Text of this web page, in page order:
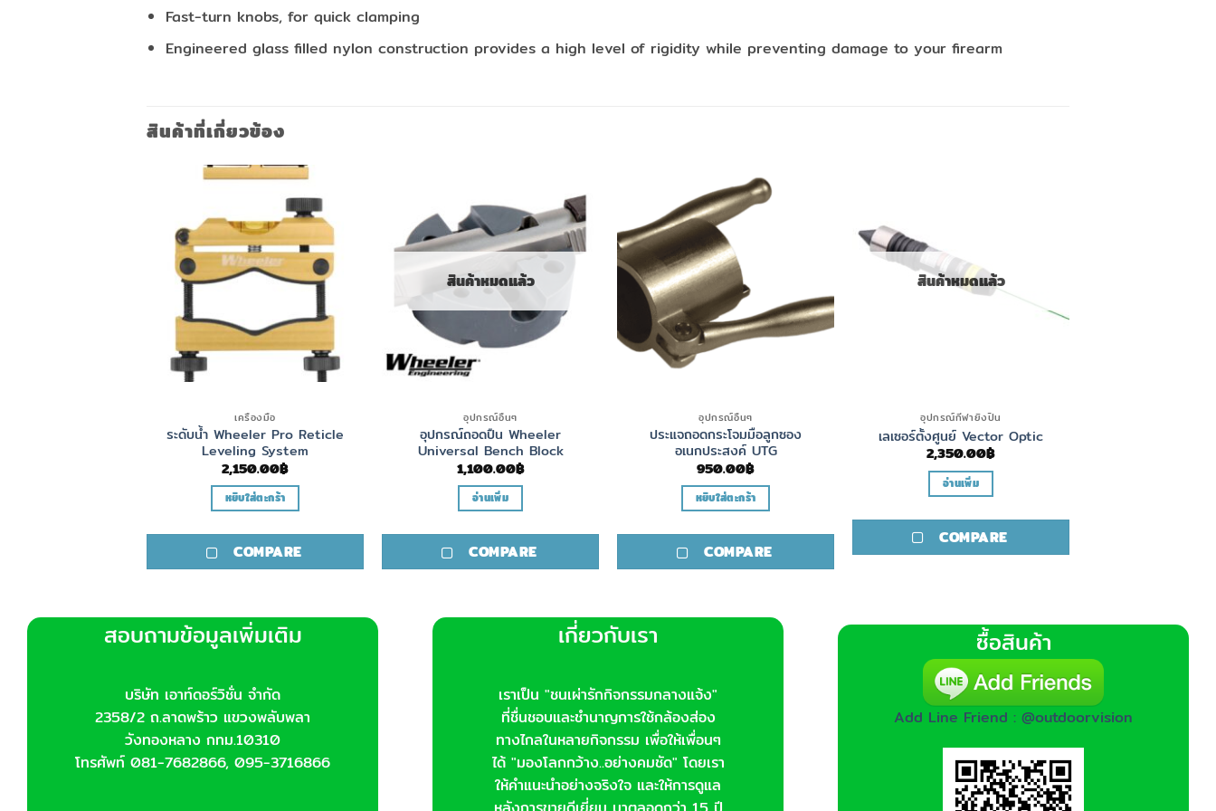
Fast-turn knobs, for quick clamping
Engineered glass filled nylon construction provides a high level of rigidity while preventing damage to your firearm
สินค้าที่เกี่ยวข้อง
เครื่องมือ
ระดับน้ำ Wheeler Pro Reticle
Leveling System
2,150.00฿
หยิบใส่ตะกร้า
COMPARE
สินค้าหมดแล้ว
อุปกรณ์อื่นๆ
อุปกรณ์ถอดปืน Wheeler
Universal Bench Block
1,100.00฿
อ่านเพิ่ม
COMPARE
อุปกรณ์อื่นๆ
ประแจถอดกระโจมมือลูกซอง
อเนกประสงค์ UTG
950.00฿
หยิบใส่ตะกร้า
COMPARE
สินค้าหมดแล้ว
อุปกรณ์กีฬายิงปืน
เลเซอร์ตั้งศูนย์ Vector Optic
2,350.00฿
อ่านเพิ่ม
COMPARE
สอบถามข้อมูลเพิ่มเติม
บริษัท เอาท์ดอร์วิชั่น จำกัด
2358/2 ถ.ลาดพร้าว แขวงพลับพลา
วังทองหลาง กทม.10310
โทรศัพท์ 081-7682866, 095-3716866
เกี่ยวกับเรา
เราเป็น "ชนเผ่ารักกิจกรรมกลางแจ้ง"
ที่ชื่นชอบและชำนาญการใช้กล้องส่อง
ทางไกลในหลายกิจกรรม เพื่อให้เพื่อนๆ
ได้ "มองโลกกว้าง..อย่างคมชัด" โดยเรา
ให้คำแนะนำอย่างจริงใจ และให้การดูแล
ซื้อสินค้า
Add Line Friend : @outdoorvision